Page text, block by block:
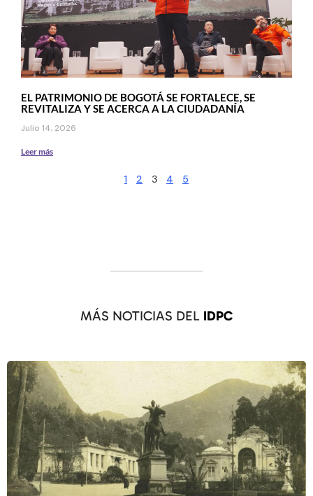
EL PATRIMONIO DE BOGOTÁ SE FORTALECE, SE
REVITALIZA Y SE ACERCA A LA CIUDADANÍA
Julio 14, 2026
Leer más
1 2 3 4 5
MÁS NOTICIAS DEL IDPC